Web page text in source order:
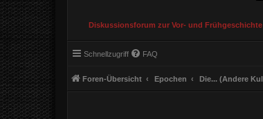
Diskussionsforum zur Vor- und
Schnellzugriff FAQ
Foren-Übersicht Epochen Die... (Andere